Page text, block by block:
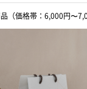
（価格帯：6,000円〜